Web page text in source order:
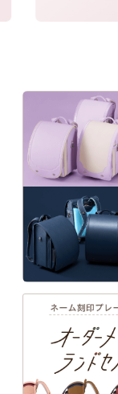
キレイめカラー
色系のコンビカ
人工
一人ひとり
る、21シリ
ンナップ。
性”と“自分